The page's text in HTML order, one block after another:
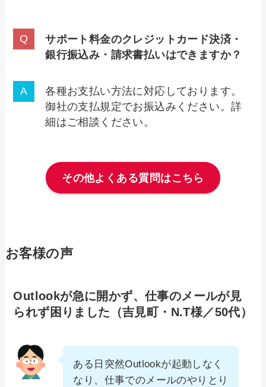
サポート料金のクレジットカード決済・
銀行振込み・請求書払いはできますか？
各種お支払い方法に対応しております。
御社の支払規定でお振込みください。詳
細はご相談ください。
その他よくある質問はこちら
お客様の声
Outlookが急に開かず、仕事のメールが見
られず困りました（吉見町・N.T様／50代）
ある日突然Outlookが起動しなく
なり、仕事でのメールのやりとり